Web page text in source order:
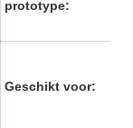
prototype:
Geschikt voor: